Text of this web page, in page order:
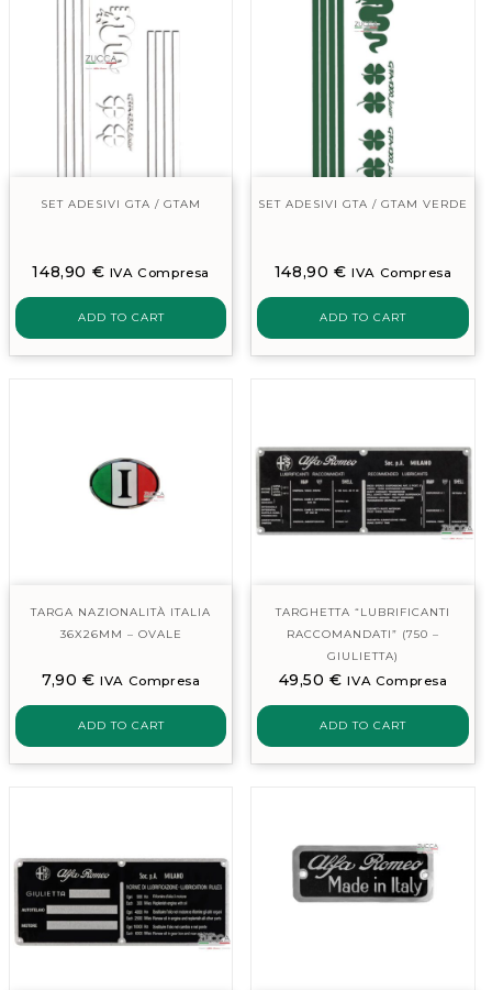
SET ADESIVI GTA / GTAM
148,90 € IVA Compresa
ADD TO CART
SET ADESIVI GTA / GTAM VERDE
148,90 € IVA Compresa
ADD TO CART
TARGA NAZIONALITÀ ITALIA
36X26MM – OVALE
7,90 € IVA Compresa
ADD TO CART
TARGHETTA “LUBRIFICANTI
RACCOMANDATI” (750 –
GIULIETTA)
49,50€ IVA Compresa
ADD TO CART